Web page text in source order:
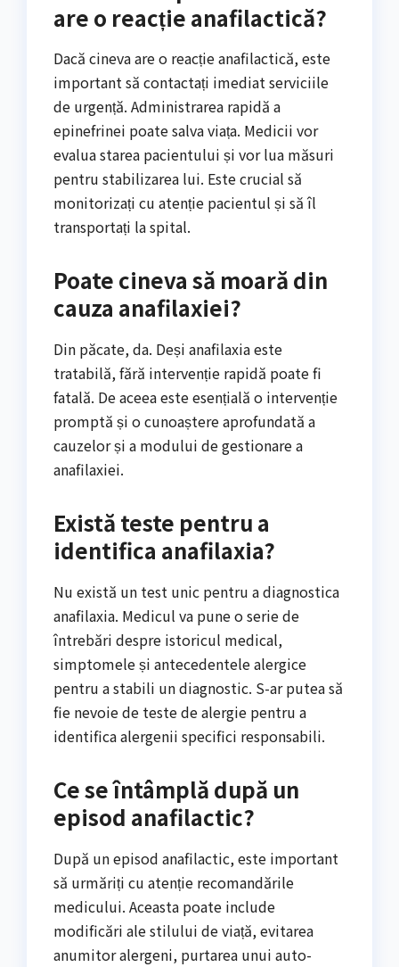
are o reacție anafilactică?
Dacă cineva are o reacție anafilactică, este
important să contactați imediat serviciile
de urgență. Administrarea rapidă a
epinefrinei poate salva viața. Medicii vor
evalua starea pacientului și vor lua măsuri
pentru stabilizarea lui. Este crucial să
monitorizați cu atenție pacientul și să îl
transportați la spital.
Poate cineva să moară din
cauza anafilaxiei?
Din păcate, da. Deși anafilaxia este
tratabilă, fără intervenție rapidă poate fi
fatală. De aceea este esențială o intervenție
promptă și o cunoaștere aprofundată a
cauzelor și a modului de gestionare a
anafilaxiei.
Există teste pentru a
identifica anafilaxia?
Nu există un test unic pentru a diagnostica
anafilaxia. Medicul va pune o serie de
întrebări despre istoricul medical,
simptomele și antecedentele alergice
pentru a stabili un diagnostic. S-ar putea să
fie nevoie de teste de alergie pentru a
identifica alergenii specifici responsabili.
Ce se întâmplă după un
episod anafilactic?
După un episod anafilactic, este important
să urmăriți cu atenție recomandările
medicului. Aceasta poate include
modificări ale stilului de viață, evitarea
anumitor alergeni, purtarea unui auto-